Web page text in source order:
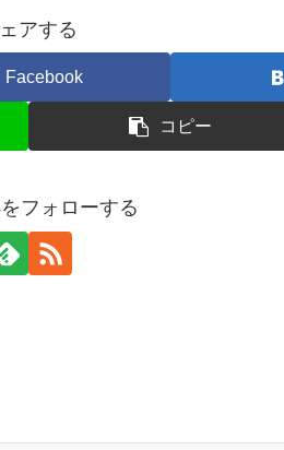
アする
Facebook
コピー
フォローする